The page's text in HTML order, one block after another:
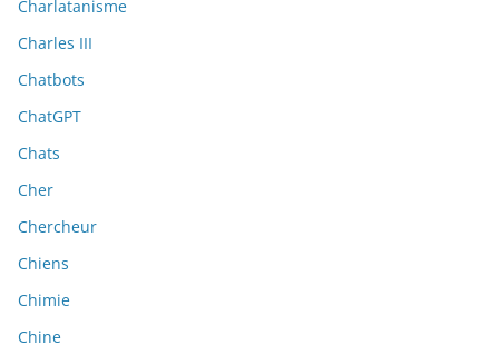
Charlatanisme
Charles III
Chatbots
ChatGPT
Chats
Cher
Chercheur
Chiens
Chimie
Chine